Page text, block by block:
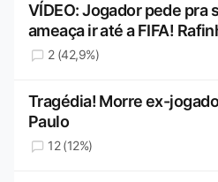
VÍDEO: Jogador pede pra
ameaça ir até a FIFA!
2 (42,9%)
Tragédia! Morre ex-
Paulo
12 (12%)